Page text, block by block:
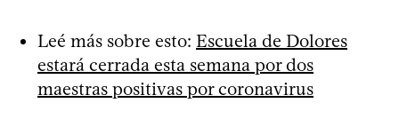
Leé más sobre esto: Escuela de Dolores
estará cerrada esta semana por dos
maestras positivas por coronavirus